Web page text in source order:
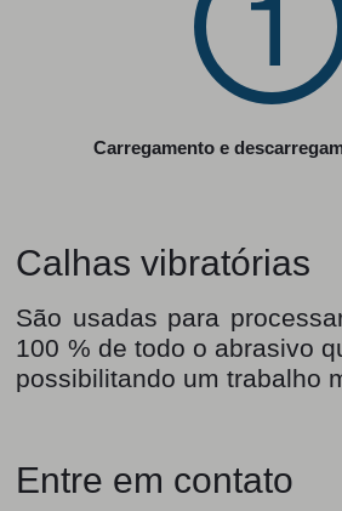
Carregamento e
Calhas vibratórias
São usadas para
100 % de todo o abrasivo
possibilitando um trabalho
Entre em contato